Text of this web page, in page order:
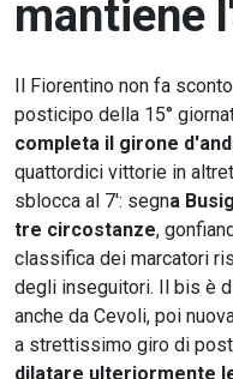
mantiene
Il Fiorentino non fa
posticipo della 15°
completa il girone
quattordici vittorie in
sblocca al 7': segna
tre circostanze,
classifica dei marcatori
degli inseguitori. Il bis è
anche da Cevoli, poi
a strettissimo giro di
dilatare ulteriormente